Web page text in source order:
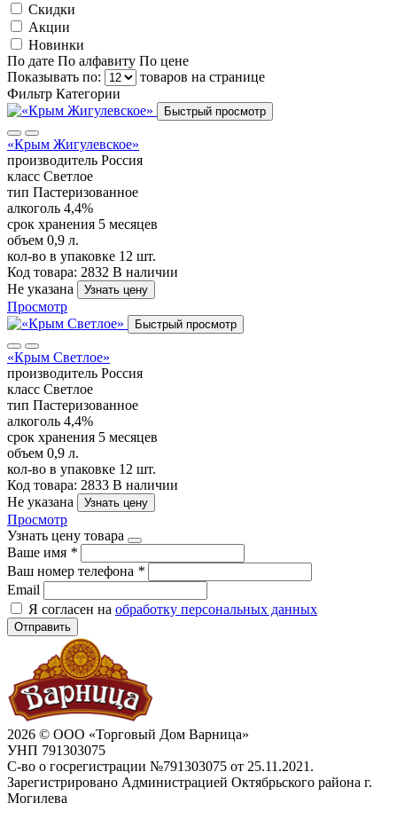
Скидки
Акции
Новинки
По дате По алфавиту По цене
Показывать по:
товаров на странице
Фильтр Категории
Быстрый просмотр
«Крым Жигулевское»
производитель Россия
класс Светлое
тип Пастеризованное
алкоголь 4,4%
срок хранения 5 месяцев
объем 0,9 л.
кол-во в упаковке 12 шт.
Код товара: 2832 В наличии
Не указана
Узнать цену
Просмотр
Быстрый просмотр
«Крым Светлое»
производитель Россия
класс Светлое
тип Пастеризованное
алкоголь 4,4%
срок хранения 5 месяцев
объем 0,9 л.
кол-во в упаковке 12 шт.
Код товара: 2833 В наличии
Не указана
Узнать цену
Просмотр
Узнать цену товара
Ваше имя *
Ваш номер телефона *
Email
Я согласен на обработку персональных данных
Отправить
2026 © ООО «Торговый Дом Варница»
УНП 791303075
С-во о госрегистрации №791303075 от 25.11.2021.
Зарегистрировано Администрацией Октябрьского района г.
Могилева